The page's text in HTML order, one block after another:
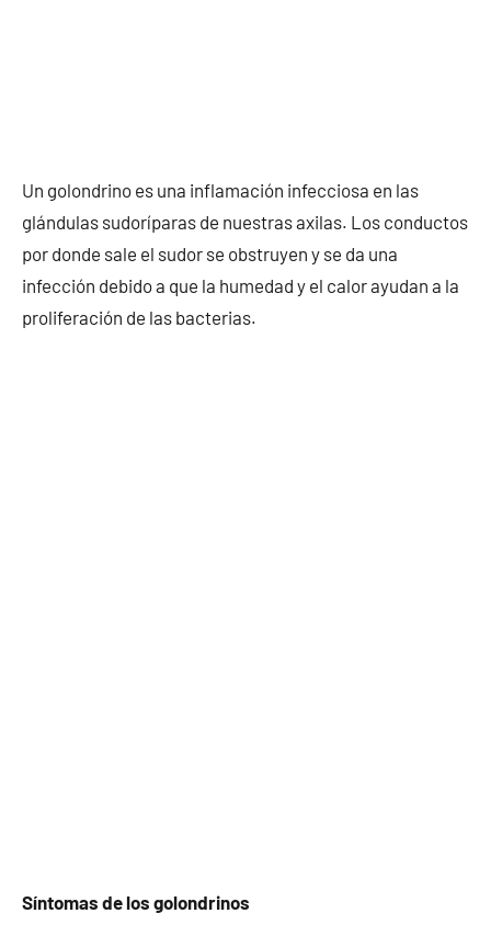
Un golondrino es una inflamación infecciosa en las
glándulas sudoríparas de nuestras axilas. Los conductos
por donde sale el sudor se obstruyen y se da una
infección debido a que la humedad y el calor ayudan a la
proliferación de las bacterias.
Síntomas de los golondrinos